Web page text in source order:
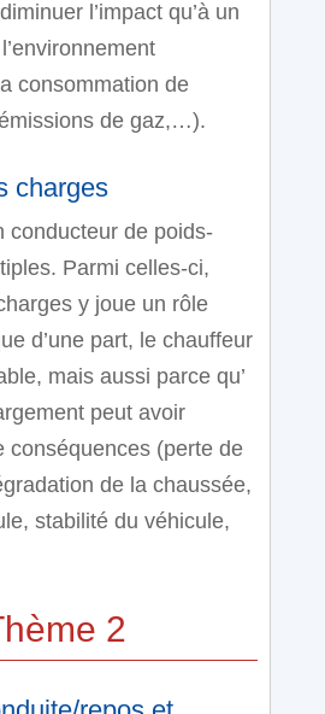
l’impact qu’à un
consommation de
de gaz,…).
charges
conducteur de poids-
Parmi celles-ci,
y joue un rôle
d’une part, le chauffeur
mais aussi parce qu’
peut avoir
conséquences (perte de
de la chaussée,
stabilité du véhicule,
2